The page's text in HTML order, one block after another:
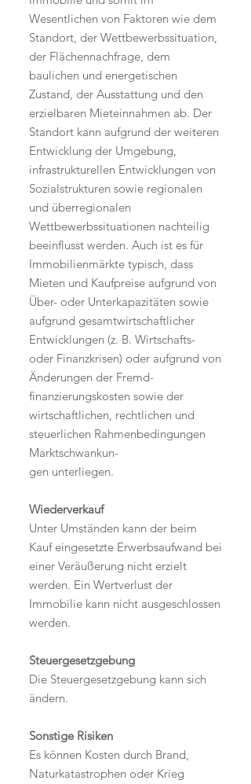
Wesentlichen von Faktoren wie dem
Standort, der Wettbewerbssituation,
der Flächennachfrage, dem
baulichen und energetischen
Zustand, der Ausstattung und den
erzielbaren Mieteinnahmen ab. Der
Standort kann aufgrund der weiteren
Entwicklung der Umgebung,
infrastrukturellen Entwicklungen von
Sozialstrukturen sowie regionalen
und überregionalen
Wettbewerbssituationen nachteilig
beeinflusst werden. Auch ist es für
Immobilienmärkte typisch, dass
Mieten und Kaufpreise aufgrund von
Über- oder Unterkapazitäten sowie
aufgrund gesamtwirtschaftlicher
Entwicklungen (z. B. Wirtschafts-
oder Finanzkrisen) oder aufgrund von
Änderungen der Fremd-
finanzierungskosten sowie der
wirtschaftlichen, rechtlichen und
steuerlichen Rahmenbedingungen
Marktschwankun-
gen unterliegen.
Wiederverkauf
Unter Umständen kann der beim
Kauf eingesetzte Erwerbsaufwand bei
einer Veräußerung nicht erzielt
werden. Ein Wertverlust der
Immobilie kann nicht ausgeschlossen
werden.
Steuergesetzgebung
Die Steuergesetzgebung kann sich
ändern.
Sonstige Risiken
Es können Kosten durch Brand,
Naturkatastrophen oder Krieg